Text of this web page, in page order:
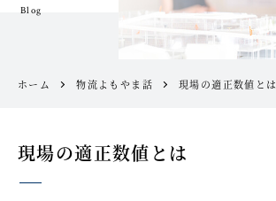
Blog
ホーム 物流よもやま話 現場の適正数値とは
現場の適正数値とは